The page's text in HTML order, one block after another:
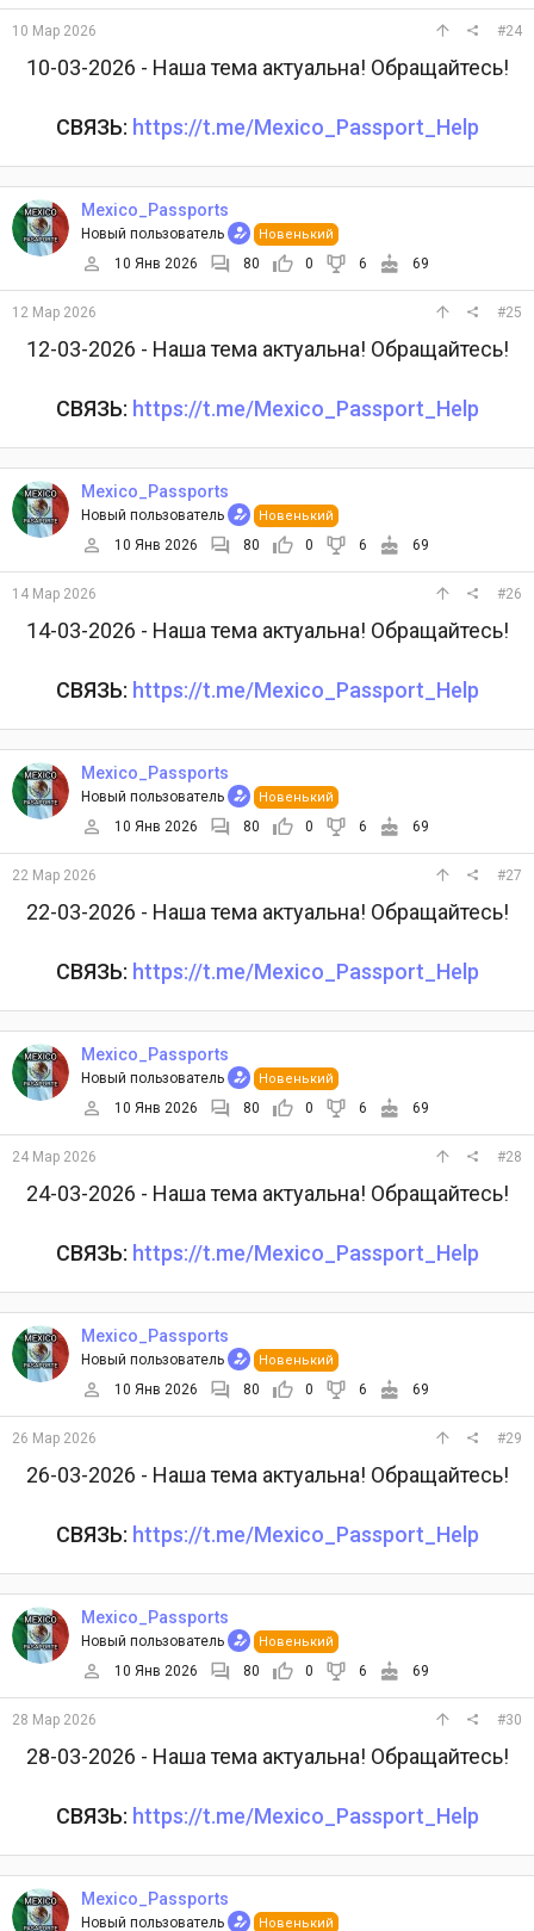
10 Мар 2026 #24
10-03-2026 - Наша тема актуальна! Обращайтесь!
СВЯЗЬ: https://t.me/Mexico_Passport_Help
Mexico_Passports
Новый пользователь Новенький
10 Янв 2026 80 0 6 69
12 Мар 2026 #25
12-03-2026 - Наша тема актуальна! Обращайтесь!
СВЯЗЬ: https://t.me/Mexico_Passport_Help
Mexico_Passports
Новый пользователь Новенький
10 Янв 2026 80 0 6 69
14 Мар 2026 #26
14-03-2026 - Наша тема актуальна! Обращайтесь!
СВЯЗЬ: https://t.me/Mexico_Passport_Help
Mexico_Passports
Новый пользователь Новенький
10 Янв 2026 80 0 6 69
22 Мар 2026 #27
22-03-2026 - Наша тема актуальна! Обращайтесь!
СВЯЗЬ: https://t.me/Mexico_Passport_Help
Mexico_Passports
Новый пользователь Новенький
10 Янв 2026 80 0 6 69
24 Мар 2026 #28
24-03-2026 - Наша тема актуальна! Обращайтесь!
СВЯЗЬ: https://t.me/Mexico_Passport_Help
Mexico_Passports
Новый пользователь Новенький
10 Янв 2026 80 0 6 69
26 Мар 2026 #29
26-03-2026 - Наша тема актуальна! Обращайтесь!
СВЯЗЬ: https://t.me/Mexico_Passport_Help
Mexico_Passports
Новый пользователь Новенький
10 Янв 2026 80 0 6 69
28 Мар 2026 #30
28-03-2026 - Наша тема актуальна! Обращайтесь!
СВЯЗЬ: https://t.me/Mexico_Passport_Help
Mexico_Passports
Новый пользователь Новенький